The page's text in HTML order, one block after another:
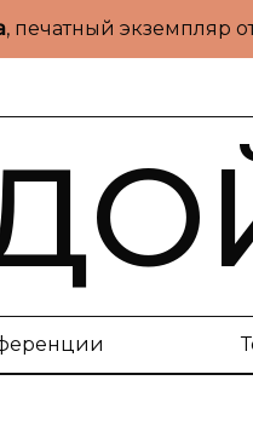
, печатный экземпляр